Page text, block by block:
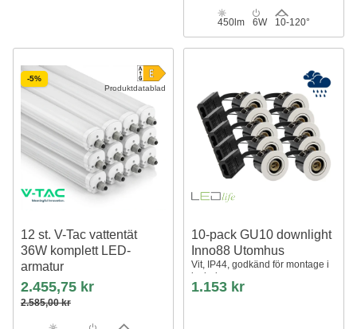
450lm 6W 10-120°
Produktdatablad
-5%
12 st. V-Tac vattentät
36W komplett LED-
armatur
120 cm, 120lm/W,
överkopplingsbar, IP65, 230V
2.455,75 kr
2.585,00 kr
10-pack GU10 downlight
Inno88 Utomhus
Vit, IP44, godkänd för montage i
isolering
1.153 kr